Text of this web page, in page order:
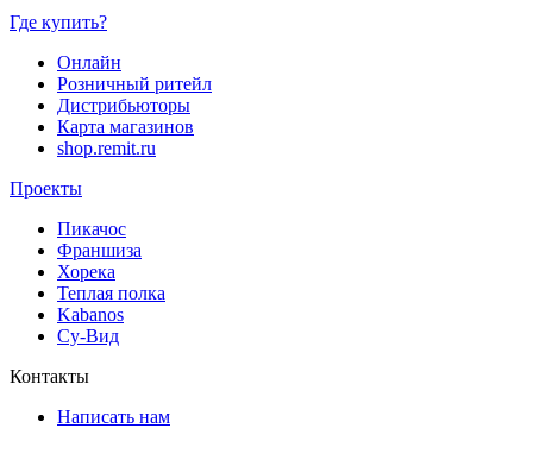
Где купить?
Онлайн
Розничный ритейл
Дистрибьюторы
Карта магазинов
shop.remit.ru
Проекты
Пикачос
Франшиза
Хорека
Теплая полка
Kabanos
Су-Вид
Контакты
Написать нам